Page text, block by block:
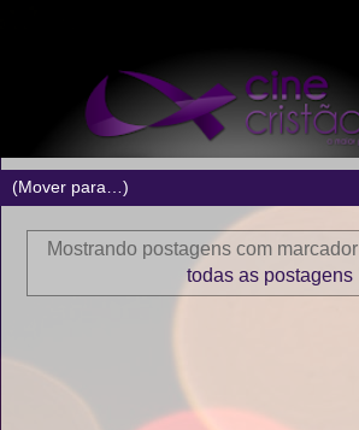
Mostrando postagens com marcador
todas as postagens